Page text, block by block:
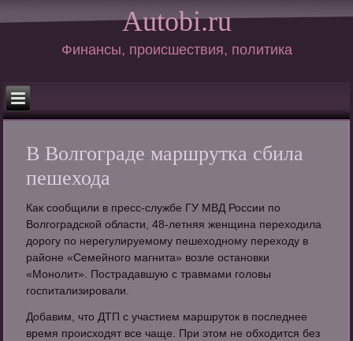
Autobi.ru
Финансы, происшествия, политика
В Волгограде маршрутка сбила
пешехода
Как сообщили в пресс-службе ГУ МВД России по
Волгоградской области, 48-летняя женщина переходила
дорогу по нерегулируемому пешеходному переходу в
районе «Семейного магнита» возле остановки
«Монолит». Пострадавшую с травмами головы
госпитализировали.
Добавим, что ДТП с участием маршруток в последнее
время происходят все чаще. При этом не обходится без